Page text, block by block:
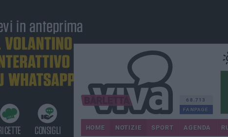
68.713
FANPAGE
HOME NOTIZIE SPORT AGENDA